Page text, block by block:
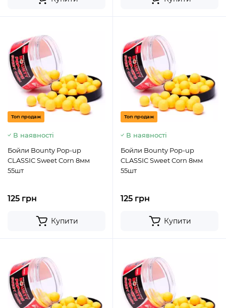
Топ продаж
В наявності
Бойли Bounty Pop-up
CLASSIC Sweet Corn 8мм
55шт
125 грн
Купити
Топ продаж
В наявності
Бойли Bounty Pop-up
CLASSIC Sweet Corn 8мм
55шт
125 грн
Купити